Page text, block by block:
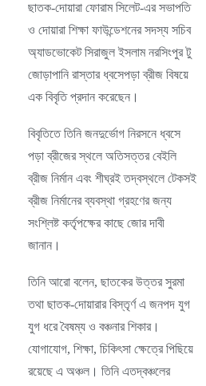
ছাতক-দোয়ারা ফোরাম সিলেট-এর সভাপতি
ও দোয়ারা শিক্ষা ফাউন্ডেশনের সদস্য সচিব
অ্যাডভোকেট সিরাজুল ইসলাম নরসিংপুর টু
জোড়াপানি রাস্তার ধ্বসেপড়া ব্রীজ বিষয়ে
এক বিবৃতি প্রদান করেছেন।
বিবৃতিতে তিনি জনদুর্ভোগ নিরসনে ধ্বসে
পড়া ব্রীজের স্থলে অতিসত্তর বেইলি
ব্রীজ নির্মান এবং শীঘ্রই তদ্বস্থলে টেকসই
ব্রীজ নির্মানের ব্যবস্থা গ্রহণের জন্য
সংশ্লিষ্ট কর্তৃপক্ষের কাছে জোর দাবী
জানান।
তিনি আরো বলেন, ছাতকের উত্তর সুরমা
তথা ছাতক-দোয়ারার বিস্তৃর্ণ এ জনপদ যুগ
যুগ ধরে বৈষম্য ও বঞ্চনার শিকার।
যোগাযোগ, শিক্ষা, চিকিৎসা ক্ষেত্রে পিছিয়ে
রয়েছে এ অঞ্চল। তিনি এতদ্বঞ্চলের